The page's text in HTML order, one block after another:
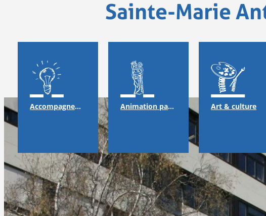
Sainte-Marie
Accompagnement Animation pastorale & solidarité Art & culture